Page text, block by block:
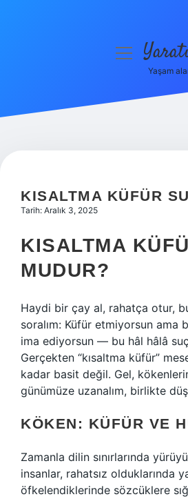
Hakkımızda
menüyü
Yaşam
KISALTMA KÜFÜR
Tarih: Aralık 3, 2025
KISALTMA
MUDUR?
Haydi bir çay al, rahatça otur,
soralım: Küfür etmiyorsun ama
ima ediyorsun — bu hâl hâlâ suç
Gerçekten “kısaltma küfür”
kadar basit değil. Gel,
günümüze uzanalım, birlikte
KÖKEN: KÜFÜR VE
Zamanla dilin sınırlarında
insanlar, rahatsız olduklarında
öfkelendiklerinde sözcüklere